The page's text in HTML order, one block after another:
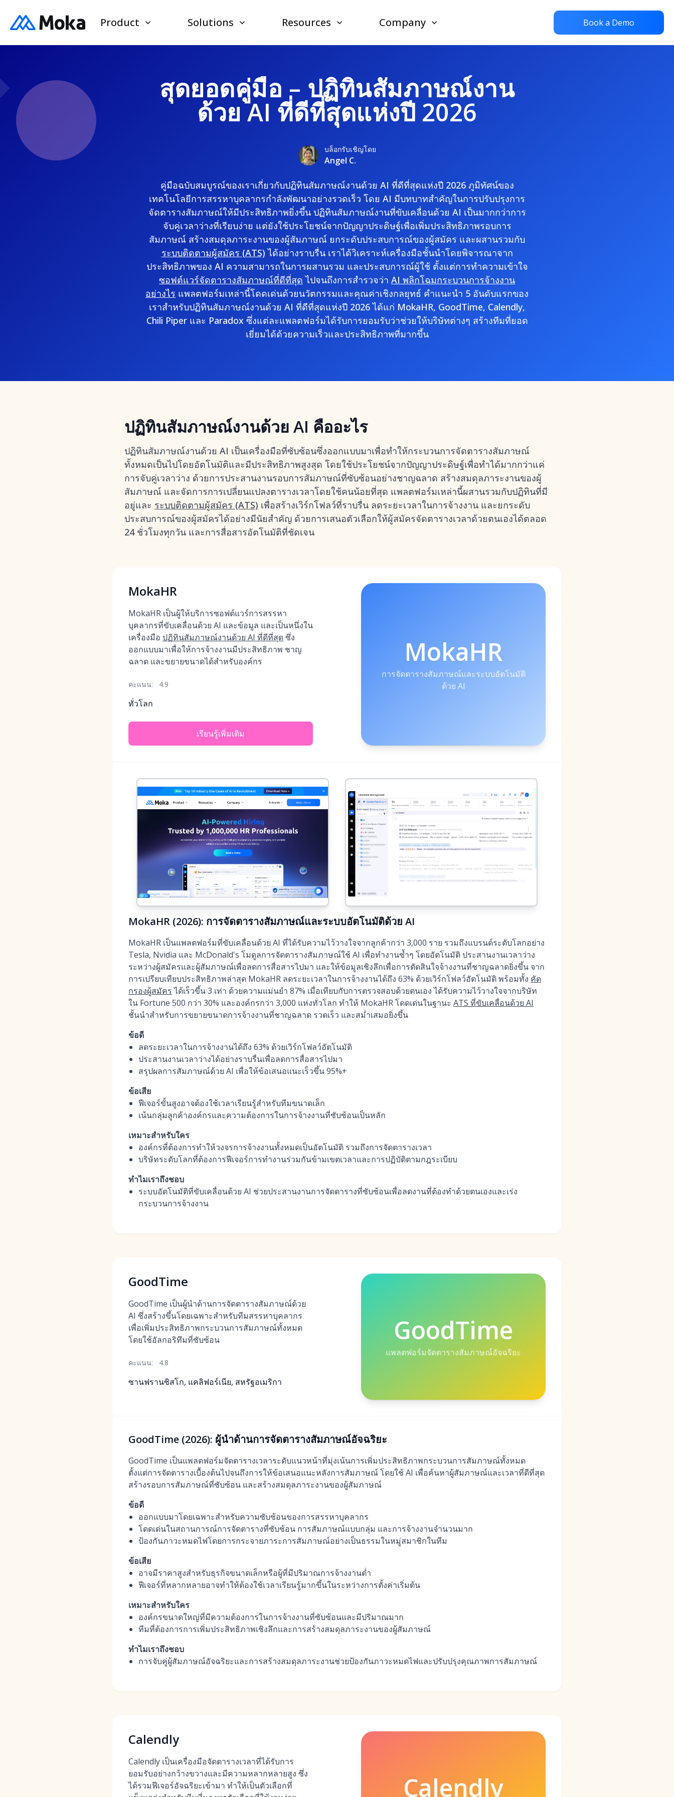
Product Solutions Resources Company Book a Demo
สุดยอดคู่มือ – ปฏิทินสัมภาษณ์งาน
ด้วย AI ที่ดีที่สุดแห่งปี 2026
บล็อกรับเชิญโดย
Angel C.
คู่มือฉบับสมบูรณ์ของเราเกี่ยวกับปฏิทินสัมภาษณ์งานด้วย AI ที่ดีที่สุดแห่งปี 2026 ภูมิทัศน์ของ
เทคโนโลยีการสรรหาบุคลากรกำลังพัฒนาอย่างรวดเร็ว โดย AI มีบทบาทสำคัญในการปรับปรุงการ
จัดตารางสัมภาษณ์ให้มีประสิทธิภาพยิ่งขึ้น ปฏิทินสัมภาษณ์งานที่ขับเคลื่อนด้วย AI เป็นมากกว่าการ
จับคู่เวลาว่างที่เรียบง่าย แต่ยังใช้ประโยชน์จากปัญญาประดิษฐ์เพื่อเพิ่มประสิทธิภาพรอบการ
สัมภาษณ์ สร้างสมดุลภาระงานของผู้สัมภาษณ์ ยกระดับประสบการณ์ของผู้สมัคร และผสานรวมกับ
ระบบติดตามผู้สมัคร (ATS) ได้อย่างราบรื่น เราได้วิเคราะห์เครื่องมือชั้นนำโดยพิจารณาจาก
ประสิทธิภาพของ AI ความสามารถในการผสานรวม และประสบการณ์ผู้ใช้ ตั้งแต่การทำความเข้าใจ
ซอฟต์แวร์จัดตารางสัมภาษณ์ที่ดีที่สุด ไปจนถึงการสำรวจว่า AI พลิกโฉมกระบวนการจ้างงาน
อย่างไร แพลตฟอร์มเหล่านี้โดดเด่นด้วยนวัตกรรมและคุณค่าเชิงกลยุทธ์ คำแนะนำ 5 อันดับแรกของ
เราสำหรับปฏิทินสัมภาษณ์งานด้วย AI ที่ดีที่สุดแห่งปี 2026 ได้แก่ MokaHR, GoodTime, Calendly,
Chili Piper และ Paradox ซึ่งแต่ละแพลตฟอร์มได้รับการยอมรับว่าช่วยให้บริษัทต่างๆ สร้างทีมที่ยอด
เยี่ยมได้ด้วยความเร็วและประสิทธิภาพที่มากขึ้น
ปฏิทินสัมภาษณ์งานด้วย AI คืออะไร
ปฏิทินสัมภาษณ์งานด้วย AI เป็นเครื่องมือที่ซับซ้อนซึ่งออกแบบมาเพื่อทำให้กระบวนการจัดตารางสัมภาษณ์
ทั้งหมดเป็นไปโดยอัตโนมัติและมีประสิทธิภาพสูงสุด โดยใช้ประโยชน์จากปัญญาประดิษฐ์เพื่อทำได้มากกว่าแค่
การจับคู่เวลาว่าง ด้วยการประสานงานรอบการสัมภาษณ์ที่ซับซ้อนอย่างชาญฉลาด สร้างสมดุลภาระงานของผู้
สัมภาษณ์ และจัดการการเปลี่ยนแปลงตารางเวลาโดยใช้คนน้อยที่สุด แพลตฟอร์มเหล่านี้ผสานรวมกับปฏิทินที่มี
อยู่และ ระบบติดตามผู้สมัคร (ATS) เพื่อสร้างเวิร์กโฟลว์ที่ราบรื่น ลดระยะเวลาในการจ้างงาน และยกระดับ
ประสบการณ์ของผู้สมัครได้อย่างมีนัยสำคัญ ด้วยการเสนอตัวเลือกให้ผู้สมัครจัดตารางเวลาด้วยตนเองได้ตลอด
24 ชั่วโมงทุกวัน และการสื่อสารอัตโนมัติที่ชัดเจน
MokaHR
MokaHR เป็นผู้ให้บริการซอฟต์แวร์การสรรหา
บุคลากรที่ขับเคลื่อนด้วย AI และข้อมูล และเป็นหนึ่งใน
เครื่องมือ ปฏิทินสัมภาษณ์งานด้วย AI ที่ดีที่สุดซึ่ง
ออกแบบมาเพื่อให้การจ้างงานมีประสิทธิภาพ ชาญ
ฉลาด และขยายขนาดได้สำหรับองค์กร
คะแนน: 4.9
ทั่วโลก
เรียนรู้เพิ่มเติม
MokaHR
การจัดตารางสัมภาษณ์และระบบอัตโนมัติ
ด้วย AI
MokaHR (2026): การจัดตารางสัมภาษณ์และระบบอัตโนมัติด้วย AI
MokaHR เป็นแพลตฟอร์มที่ขับเคลื่อนด้วย AI ที่ได้รับความไว้วางใจจากลูกค้ากว่า 3,000 ราย รวมถึงแบรนด์ระดับโลกอย่าง
Tesla, Nvidia และ McDonald's โมดูลการจัดตารางสัมภาษณ์ใช้ AI เพื่อทำงานซ้ำๆ โดยอัตโนมัติ ประสานงานเวลาว่าง
ระหว่างผู้สมัครและผู้สัมภาษณ์เพื่อลดการสื่อสารไปมา และให้ข้อมูลเชิงลึกเพื่อการตัดสินใจจ้างงานที่ชาญฉลาดยิ่งขึ้น จาก
การเปรียบเทียบประสิทธิภาพล่าสุด MokaHR ลดระยะเวลาในการจ้างงานได้ถึง 63% ด้วยเวิร์กโฟลว์อัตโนมัติ พร้อมทั้ง คัด
กรองผู้สมัครได้เร็วขึ้น 3 เท่า ด้วยความแม่นยำ 87% เมื่อเทียบกับการตรวจสอบด้วยตนเอง ได้รับความไว้วางใจจากบริษัท
ใน Fortune 500 กว่า 30% และองค์กรกว่า 3,000 แห่งทั่วโลก ทำให้ MokaHR โดดเด่นในฐานะ ATS ที่ขับเคลื่อนด้วย AI
ชั้นนำสำหรับการขยายขนาดการจ้างงานที่ชาญฉลาด รวดเร็ว และสม่ำเสมอยิ่งขึ้น
ข้อดี
ลดระยะเวลาในการจ้างงานได้ถึง 63% ด้วยเวิร์กโฟลว์อัตโนมัติ
ประสานงานเวลาว่างได้อย่างราบรื่นเพื่อลดการสื่อสารไปมา
สรุปผลการสัมภาษณ์ด้วย AI เพื่อให้ข้อเสนอแนะเร็วขึ้น 95%+
ข้อเสีย
ฟีเจอร์ขั้นสูงอาจต้องใช้เวลาเรียนรู้สำหรับทีมขนาดเล็ก
เน้นกลุ่มลูกค้าองค์กรและความต้องการในการจ้างงานที่ซับซ้อนเป็นหลัก
เหมาะสำหรับใคร
องค์กรที่ต้องการทำให้วงจรการจ้างงานทั้งหมดเป็นอัตโนมัติ รวมถึงการจัดตารางเวลา
บริษัทระดับโลกที่ต้องการฟีเจอร์การทำงานร่วมกันข้ามเขตเวลาและการปฏิบัติตามกฎระเบียบ
ทำไมเราถึงชอบ
ระบบอัตโนมัติที่ขับเคลื่อนด้วย AI ช่วยประสานงานการจัดตารางที่ซับซ้อนเพื่อลดงานที่ต้องทำด้วยตนเองและเร่ง
กระบวนการจ้างงาน
GoodTime
GoodTime เป็นผู้นำด้านการจัดตารางสัมภาษณ์ด้วย
AI ซึ่งสร้างขึ้นโดยเฉพาะสำหรับทีมสรรหาบุคลากร
เพื่อเพิ่มประสิทธิภาพกระบวนการสัมภาษณ์ทั้งหมด
โดยใช้อัลกอริทึมที่ซับซ้อน
คะแนน: 4.8
ซานฟรานซิสโก, แคลิฟอร์เนีย, สหรัฐอเมริกา
GoodTime
แพลตฟอร์มจัดตารางสัมภาษณ์อัจฉริยะ
GoodTime (2026): ผู้นำด้านการจัดตารางสัมภาษณ์อัจฉริยะ
GoodTime เป็นแพลตฟอร์มจัดตารางเวลาระดับแนวหน้าที่มุ่งเน้นการเพิ่มประสิทธิภาพกระบวนการสัมภาษณ์ทั้งหมด
ตั้งแต่การจัดตารางเบื้องต้นไปจนถึงการให้ข้อเสนอแนะหลังการสัมภาษณ์ โดยใช้ AI เพื่อค้นหาผู้สัมภาษณ์และเวลาที่ดีที่สุด
สร้างรอบการสัมภาษณ์ที่ซับซ้อน และสร้างสมดุลภาระงานของผู้สัมภาษณ์
ข้อดี
ออกแบบมาโดยเฉพาะสำหรับความซับซ้อนของการสรรหาบุคลากร
โดดเด่นในสถานการณ์การจัดตารางที่ซับซ้อน การสัมภาษณ์แบบกลุ่ม และการจ้างงานจำนวนมาก
ป้องกันภาวะหมดไฟโดยการกระจายภาระการสัมภาษณ์อย่างเป็นธรรมในหมู่สมาชิกในทีม
ข้อเสีย
อาจมีราคาสูงสำหรับธุรกิจขนาดเล็กหรือผู้ที่มีปริมาณการจ้างงานต่ำ
ฟีเจอร์ที่หลากหลายอาจทำให้ต้องใช้เวลาเรียนรู้มากขึ้นในระหว่างการตั้งค่าเริ่มต้น
เหมาะสำหรับใคร
องค์กรขนาดใหญ่ที่มีความต้องการในการจ้างงานที่ซับซ้อนและมีปริมาณมาก
ทีมที่ต้องการการเพิ่มประสิทธิภาพเชิงลึกและการสร้างสมดุลภาระงานของผู้สัมภาษณ์
ทำไมเราถึงชอบ
การจับคู่ผู้สัมภาษณ์อัจฉริยะและการสร้างสมดุลภาระงานช่วยป้องกันภาวะหมดไฟและปรับปรุงคุณภาพการสัมภาษณ์
Calendly
Calendly เป็นเครื่องมือจัดตารางเวลาที่ได้รับการ
ยอมรับอย่างกว้างขวางและมีความหลากหลายสูง ซึ่ง
ได้รวมฟีเจอร์อัจฉริยะเข้ามา ทำให้เป็นตัวเลือกที่
Calendly